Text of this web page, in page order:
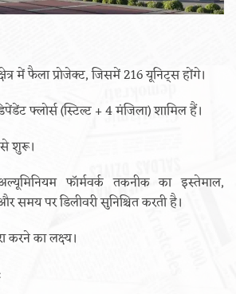
में फैला प्रोजेक्ट, जिसमें 216 यूनिट्स होंगे।
फ्लोर्स (स्टिल्ट + 4 मंजिला) शामिल हैं।
शुरू।
फॉर्मवर्क तकनीक का इस्तेमाल,
समय पर डिलीवरी सुनिश्चित करती है।
करने का लक्ष्य।